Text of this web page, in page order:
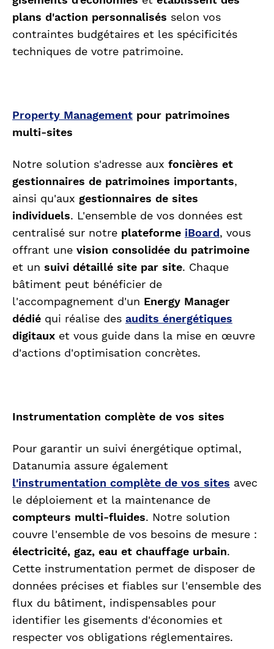
plans d'action personnalisés selon vos
contraintes budgétaires et les spécificités
techniques de votre patrimoine.
Property Management pour patrimoines
multi-sites
Notre solution s'adresse aux foncières et
gestionnaires de patrimoines importants,
ainsi qu'aux gestionnaires de sites
individuels. L'ensemble de vos données est
centralisé sur notre plateforme iBoard, vous
offrant une vision consolidée du patrimoine
et un suivi détaillé site par site. Chaque
bâtiment peut bénéficier de
l'accompagnement d'un Energy Manager
dédié qui réalise des audits énergétiques
digitaux et vous guide dans la mise en œuvre
d'actions d'optimisation concrètes.
Instrumentation complète de vos sites
Pour garantir un suivi énergétique optimal,
Datanumia assure également
l'instrumentation complète de vos sites avec
le déploiement et la maintenance de
compteurs multi-fluides. Notre solution
couvre l'ensemble de vos besoins de mesure :
électricité, gaz, eau et chauffage urbain.
Cette instrumentation permet de disposer de
données précises et fiables sur l'ensemble des
flux du bâtiment, indispensables pour
identifier les gisements d'économies et
respecter vos obligations réglementaires.